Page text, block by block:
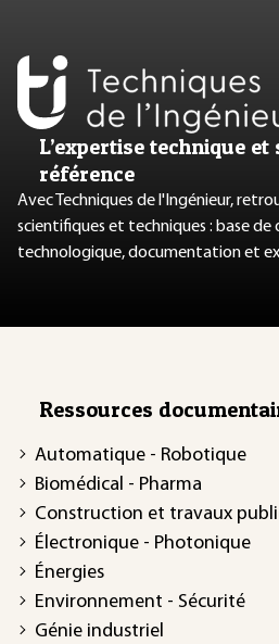
L’expertise technique
référence
Avec Techniques de l'Ingénieur,
scientifiques et techniques : base de
technologique, documentation et
Ressources
Automatique - Robotique
Biomédical - Pharma
Construction et travaux
Électronique - Photonique
Énergies
Environnement - Sécurité
Génie industriel